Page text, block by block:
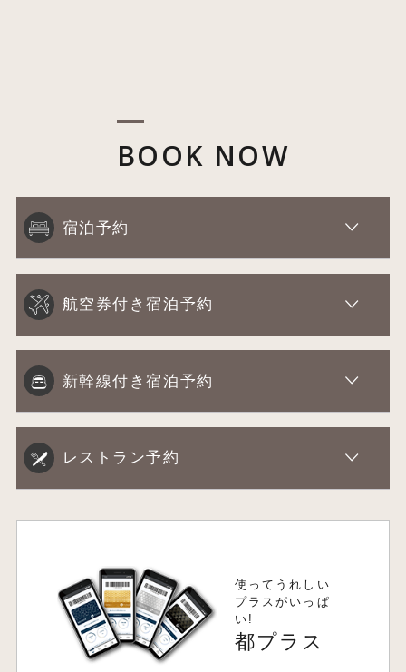
BOOK NOW
宿泊予約
航空券付き宿泊予約
新幹線付き宿泊予約
レストラン予約
使ってうれしい
プラスがいっぱ
い!
都プラス